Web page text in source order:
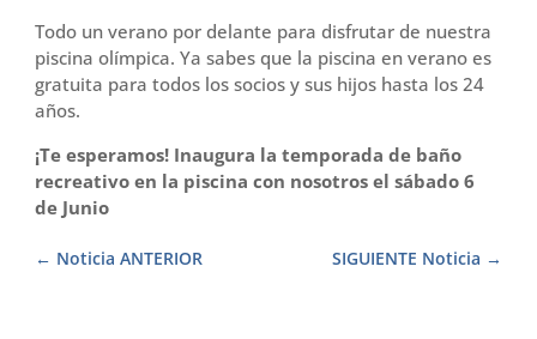
Todo un verano por delante para disfrutar de nuestra
piscina olímpica. Ya sabes que la piscina en verano es
gratuita para todos los socios y sus hijos hasta los 24
años.
¡Te esperamos! Inaugura la temporada de baño
recreativo en la piscina con nosotros el sábado 6
de Junio
SIGUIENTE Noticia
Noticia ANTERIOR